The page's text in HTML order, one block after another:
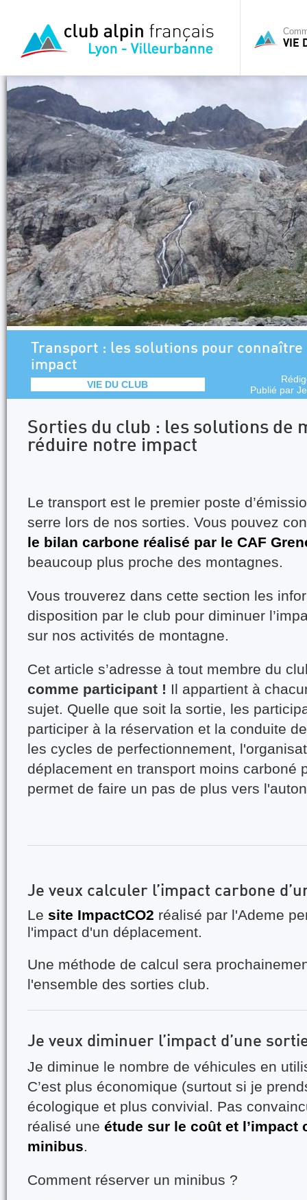
VIE
Transport : les solutions pour
impact
VIE DU CLUB
Publié par
Sorties du club : les solutions de
réduire notre impact
Le transport est le premier poste
serre lors de nos sorties. Vous pouvez
le bilan carbone réalisé par le CAF
beaucoup plus proche des montagnes.
Vous trouverez dans cette section les
disposition par le club pour diminuer
sur nos activités de montagne.
Cet article s’adresse à tout membre du
comme participant ! Il appartient à
sujet. Quelle que soit la sortie, les
participer à la réservation et la conduite
les cycles de perfectionnement,
déplacement en transport moins carboné
permet de faire un pas de plus vers
Je veux calculer l’impact carbone
Le site ImpactCO2 réalisé par l'Ademe
l'impact d'un déplacement.
Une méthode de calcul sera
l'ensemble des sorties club.
Je veux diminuer l’impact d’une
Je diminue le nombre de véhicules en
C’est plus économique (surtout si je
écologique et plus convivial. Pas
réalisé une étude sur le coût et l’impact
minibus.
Comment réserver un minibus ?